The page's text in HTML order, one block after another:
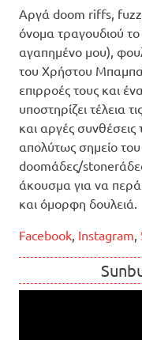
Αργά doom riffs, fuzzy
όνομα τραγουδιού
αγαπημένο μου),
του Χρήστου
επιρροές τους και
υποστηρίζει τέλεια
και αργές
απολύτως σημείο του
doomάδες/
άκουσμα για να
και όμορφη δουλειά.
Facebook Instagram